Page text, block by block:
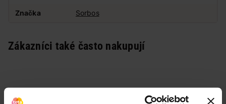
Značka Sorbos
Zákazníci také často nakupují